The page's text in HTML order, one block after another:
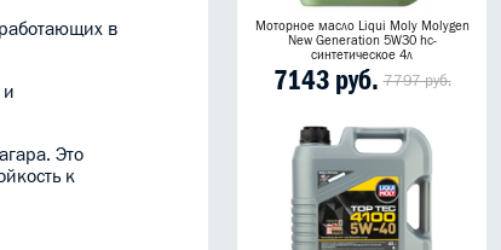
в
и
Это
к
Моторное масло Liqui Moly Molygen
New Generation 5W30 hc-
синтетическое 4л
7143 руб. 7797 руб.